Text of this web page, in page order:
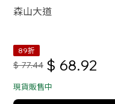
森山大道
89折
$ 77.44 $ 68.92
現貨販售中